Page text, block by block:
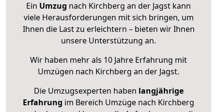
Ein Umzug nach Kirchberg an der Jagst kann
viele Herausforderungen mit sich bringen, um
Ihnen die Last zu erleichtern – bieten wir Ihnen
unsere Unterstützung an.
Wir haben mehr als 10 Jahre Erfahrung mit
Umzügen nach Kirchberg an der Jagst.
Die Umzugsexperten haben langjährige
Erfahrung im Bereich Umzüge nach Kirchberg